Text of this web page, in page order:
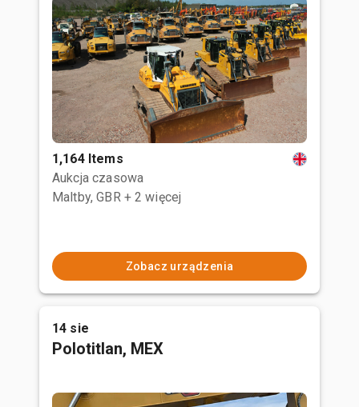
1,164 Items
Aukcja czasowa
Maltby, GBR + 2 więcej
Zobacz urządzenia
14 sie
Polotitlan, MEX